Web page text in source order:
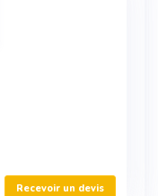
Recevoir un devis